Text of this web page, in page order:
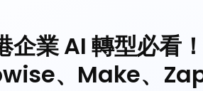
企業 AI 轉型必看
、Make、
我們